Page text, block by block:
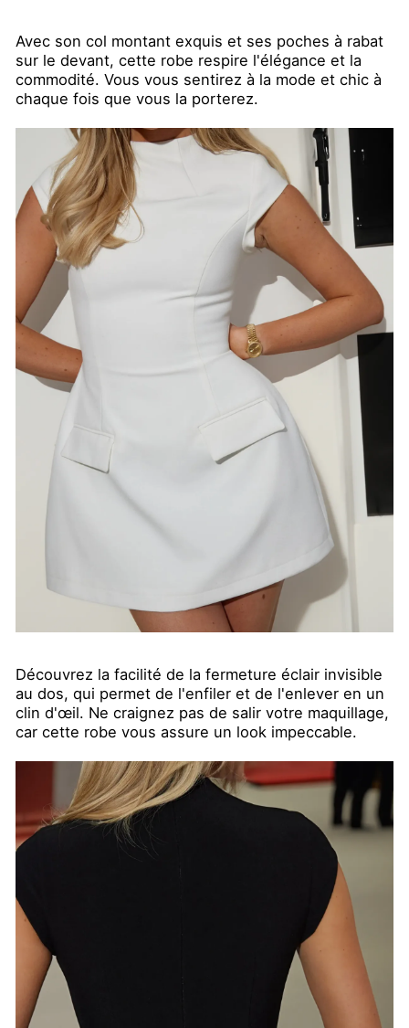
Avec son col montant exquis et ses poches à rabat
sur le devant, cette robe respire l'élégance et la
commodité. Vous vous sentirez à la mode et chic à
chaque fois que vous la porterez.
Découvrez la facilité de la fermeture éclair invisible
au dos, qui permet de l'enfiler et de l'enlever en un
clin d'œil. Ne craignez pas de salir votre maquillage,
car cette robe vous assure un look impeccable.